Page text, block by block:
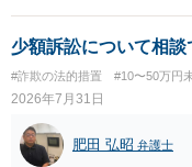
少額訴訟について相談
#詐欺の法的措置 #10〜50万円
2026年7月31日
肥田 弘昭 弁護士